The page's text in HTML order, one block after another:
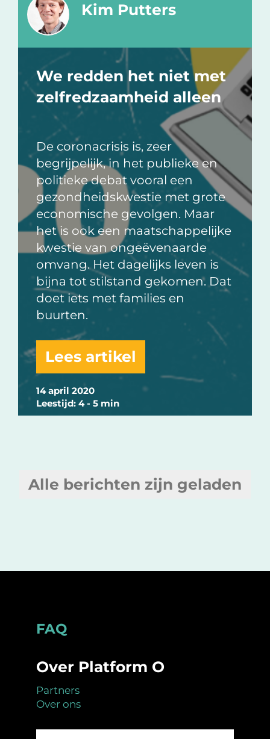
14 april 2020
Leestijd: 4 - 5 min
Kim Putters
We redden het niet met
zelfredzaamheid alleen
De coronacrisis is, zeer
begrijpelijk, in het publieke en
politieke debat vooral een
gezondheidskwestie met grote
economische gevolgen. Maar
het is ook een maatschappelijke
kwestie van ongeëvenaarde
omvang. Het dagelijks leven is
bijna tot stilstand gekomen. Dat
doet iets met families en
buurten.
Lees artikel
Alle berichten zijn geladen
Footer
FAQ
Over Platform O
Partners
Over ons